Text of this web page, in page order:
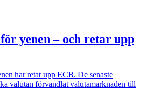
yenen – och retar upp
har retat upp ECB. De senaste
valutan förvandlat valutamarknaden till